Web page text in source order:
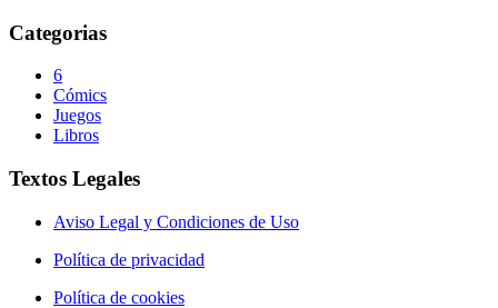
Categorias
6
Cómics
Juegos
Libros
Textos Legales
Aviso Legal y Condiciones de Uso
Política de privacidad
Política de cookies